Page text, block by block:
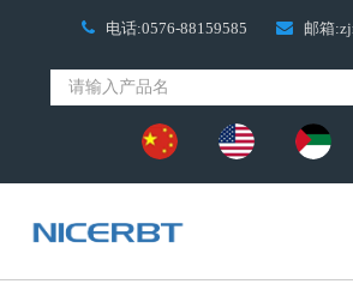
电话:0576-88159585 邮箱